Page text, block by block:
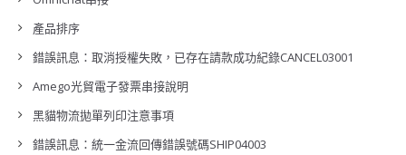
產品排序
錯誤訊息：取消授權失敗，已存在請款成功紀錄CANCEL03001
Amego光貿電子發票串接說明
黑貓物流拋單列印注意事項
錯誤訊息：統一金流回傳錯誤號碼SHIP04003